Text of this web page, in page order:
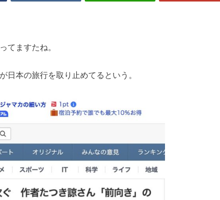
てますたね。
日本の旅行を取り止めてるという。